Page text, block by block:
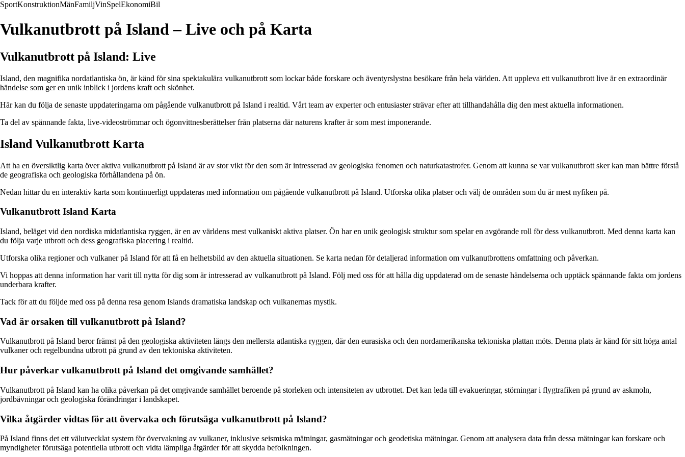
SportKonstruktionMänFamiljVinSpelEkonomiBil
Vulkanutbrott på Island – Live och på Karta
Vulkanutbrott på Island: Live
Island, den magnifika nordatlantiska ön, är känd för sina spektakulära vulkanutbrott som lockar både forskare och äventyrslystna besökare från hela världen. Att uppleva ett vulkanutbrott live är en extraordinär
händelse som ger en unik inblick i jordens kraft och skönhet.
Här kan du följa de senaste uppdateringarna om pågående vulkanutbrott på Island i realtid. Vårt team av experter och entusiaster strävar efter att tillhandahålla dig den mest aktuella informationen.
Ta del av spännande fakta, live-videoströmmar och ögonvittnesberättelser från platserna där naturens krafter är som mest imponerande.
Island Vulkanutbrott Karta
Att ha en översiktlig karta över aktiva vulkanutbrott på Island är av stor vikt för den som är intresserad av geologiska fenomen och naturkatastrofer. Genom att kunna se var vulkanutbrott sker kan man bättre förstå
de geografiska och geologiska förhållandena på ön.
Nedan hittar du en interaktiv karta som kontinuerligt uppdateras med information om pågående vulkanutbrott på Island. Utforska olika platser och välj de områden som du är mest nyfiken på.
Vulkanutbrott Island Karta
Island, beläget vid den nordiska midatlantiska ryggen, är en av världens mest vulkaniskt aktiva platser. Ön har en unik geologisk struktur som spelar en avgörande roll för dess vulkanutbrott. Med denna karta kan
du följa varje utbrott och dess geografiska placering i realtid.
Utforska olika regioner och vulkaner på Island för att få en helhetsbild av den aktuella situationen. Se karta nedan för detaljerad information om vulkanutbrottens omfattning och påverkan.
Vi hoppas att denna information har varit till nytta för dig som är intresserad av vulkanutbrott på Island. Följ med oss för att hålla dig uppdaterad om de senaste händelserna och upptäck spännande fakta om jordens
underbara krafter.
Tack för att du följde med oss på denna resa genom Islands dramatiska landskap och vulkanernas mystik.
Vad är orsaken till vulkanutbrott på Island?
Vulkanutbrott på Island beror främst på den geologiska aktiviteten längs den mellersta atlantiska ryggen, där den eurasiska och den nordamerikanska tektoniska plattan möts. Denna plats är känd för sitt höga antal
vulkaner och regelbundna utbrott på grund av den tektoniska aktiviteten.
Hur påverkar vulkanutbrott på Island det omgivande samhället?
Vulkanutbrott på Island kan ha olika påverkan på det omgivande samhället beroende på storleken och intensiteten av utbrottet. Det kan leda till evakueringar, störningar i flygtrafiken på grund av askmoln,
jordbävningar och geologiska förändringar i landskapet.
Vilka åtgärder vidtas för att övervaka och förutsäga vulkanutbrott på Island?
På Island finns det ett välutvecklat system för övervakning av vulkaner, inklusive seismiska mätningar, gasmätningar och geodetiska mätningar. Genom att analysera data från dessa mätningar kan forskare och
myndigheter förutsäga potentiella utbrott och vidta lämpliga åtgärder för att skydda befolkningen.